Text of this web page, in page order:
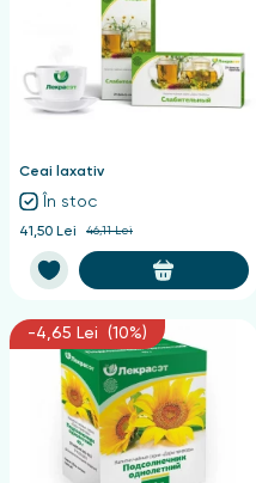
Ceai laxativ
În stoc
41,50 Lei 46,11 Lei
-4,65 Lei (10%)